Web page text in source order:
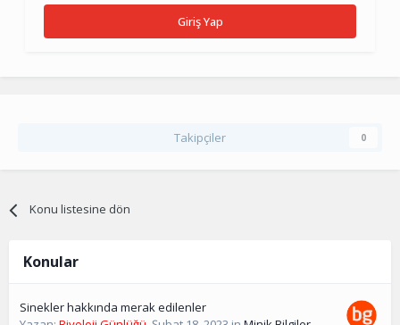
Giriş Yap
Takipçiler 0
Konu listesine dön
Konular
Sinekler hakkında merak edilenler